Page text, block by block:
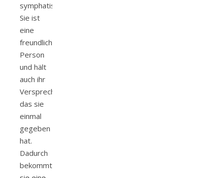
symphatisch.
Sie ist
eine
freundliche
Person
und hält
auch ihr
Versprechen,
das sie
einmal
gegeben
hat.
Dadurch
bekommt